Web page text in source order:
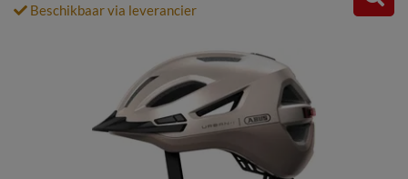
Beschikbaar via leverancier